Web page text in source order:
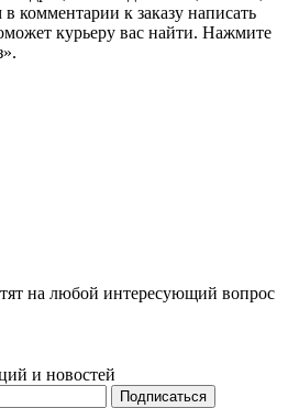
комментарии к заказу написать
курьеру вас найти. Нажмите
на любой интересующий вопрос
и новостей
Подписаться